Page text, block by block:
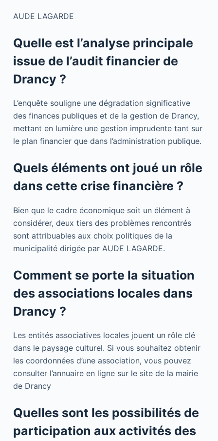
AUDE LAGARDE
Quelle est l’analyse principale
issue de l’audit financier de
Drancy ?
L’enquête souligne une dégradation significative
des finances publiques et de la gestion de Drancy,
mettant en lumière une gestion imprudente tant sur
le plan financier que dans l’administration publique.
Quels éléments ont joué un rôle
dans cette crise financière ?
Bien que le cadre économique soit un élément à
considérer, deux tiers des problèmes rencontrés
sont attribuables aux choix politiques de la
municipalité dirigée par AUDE LAGARDE.
Comment se porte la situation
des associations locales dans
Drancy ?
Les entités associatives locales jouent un rôle clé
dans le paysage culturel. Si vous souhaitez obtenir
les coordonnées d’une association, vous pouvez
consulter l’annuaire en ligne sur le site de la mairie
de Drancy
Quelles sont les possibilités de
participation aux activités des